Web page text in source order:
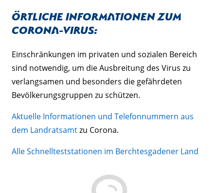
Örtliche Informationen zum
Corona-Virus:
Einschränkungen im privaten und sozialen Bereich
sind notwendig, um die Ausbreitung des Virus zu
verlangsamen und besonders die gefährdeten
Bevölkerungsgruppen zu schützen.
Aktuelle Informationen und Telefonnummern aus
dem Landratsamtzu Corona.
Alle Schnellteststationen im Berchtesgadener Land